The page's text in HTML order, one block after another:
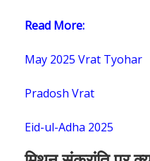
Read More:
May 2025 Vrat Tyohar
Pradosh Vrat
Eid-ul-Adha 2025